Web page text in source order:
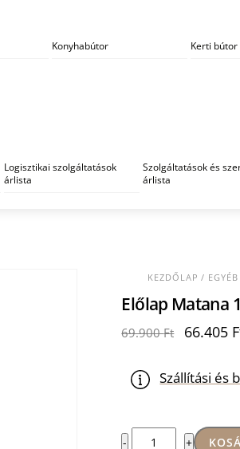
Konyhabútor Kerti bútor
Logisztikai szolgáltatások
árlista
Szolgáltatások és
árlista
KEZDŐLAP / EGYÉB
Előlap Matana
69.900Ft
Original
was:
69.900
66.405
Szállítási és
-
Előlap
+